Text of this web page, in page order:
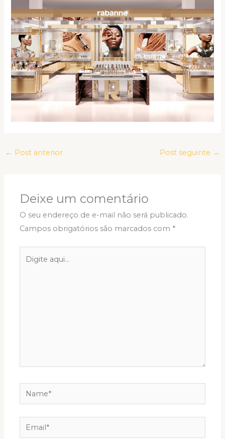
← Post anterior Post seguinte →
Deixe um comentário
O seu endereço de e-mail não será publicado.
Campos obrigatórios são marcados com *
aqui...
Name*
Email*